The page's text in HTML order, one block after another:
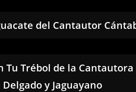
del Cantautor
Tu Trébol de la
Delgado y Jaguayano